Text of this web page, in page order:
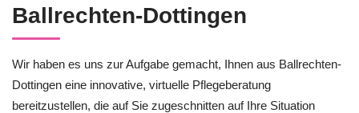
Ballrechten-Dottingen
Wir haben es uns zur Aufgabe gemacht, Ihnen aus Ballrechten-
Dottingen eine innovative, virtuelle Pflegeberatung
bereitzustellen, die auf Sie zugeschnitten auf Ihre Situation